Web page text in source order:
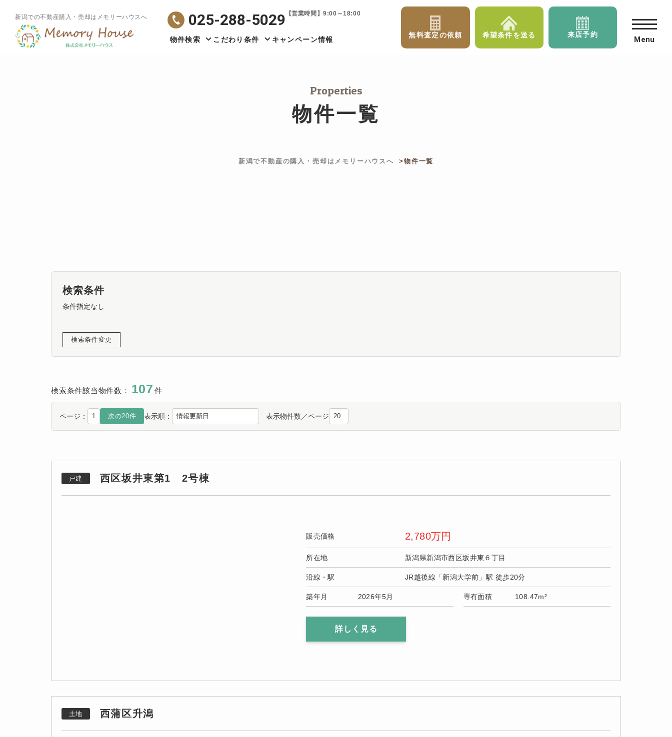
新潟での不動産購入・売却はメモリーハウスへ 025-288-5029 【営業時間】9:00～18:00
物件検索 こだわり条件 キャンペーン情報
無料査定の依頼 希望条件を送る 来店予約
Menu
Properties
物件一覧
新潟で不動産の購入・売却はメモリーハウスへ 物件一覧
検索条件
条件指定なし
検索条件変更
検索条件該当物件数： 107 件
ページ： 表示順： 表示物件数／ページ
戸建 西区坂井東第1 2号棟
販売価格 2,780万円
所在地 新潟県新潟市西区坂井東６丁目
沿線・駅 JR越後線「新潟大学前」駅 徒歩20分
築年月 2026年5月 専有面積 108.47m²
詳しく見る
土地 西蒲区升潟